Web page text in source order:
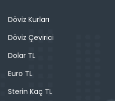
Döviz Kurları
Döviz Çevirici
Dolar TL
Euro TL
Sterin Kaç TL